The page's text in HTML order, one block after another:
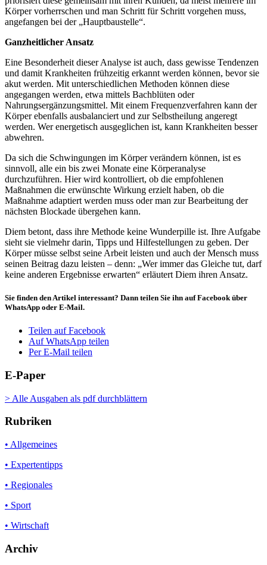
Körper vorherrschen und man Schritt für Schritt vorgehen muss,
angefangen bei der „Hauptbaustelle“.
Ganzheitlicher Ansatz
Eine Besonderheit dieser Analyse ist auch, dass gewisse Tendenzen
und damit Krankheiten frühzeitig erkannt werden können, bevor sie
akut werden. Mit unterschiedlichen Methoden können diese
angegangen werden, etwa mittels Bachblüten oder
Nahrungsergänzungsmittel. Mit einem Frequenzverfahren kann der
Körper ebenfalls ausbalanciert und zur Selbstheilung angeregt
werden. Wer energetisch ausgeglichen ist, kann Krankheiten besser
abwehren.
Da sich die Schwingungen im Körper verändern können, ist es
sinnvoll, alle ein bis zwei Monate eine Körperanalyse
durchzuführen. Hier wird kontrolliert, ob die empfohlenen
Maßnahmen die erwünschte Wirkung erzielt haben, ob die
Maßnahme adaptiert werden muss oder man zur Bearbeitung der
nächsten Blockade übergehen kann.
Diem betont, dass ihre Methode keine Wunderpille ist. Ihre Aufgabe
sieht sie vielmehr darin, Tipps und Hilfestellungen zu geben. Der
Körper müsse selbst seine Arbeit leisten und auch der Mensch muss
seinen Beitrag dazu leisten – denn: „Wer immer das Gleiche tut, darf
keine anderen Ergebnisse erwarten“ erläutert Diem ihren Ansatz.
Sie finden den Artikel interessant? Dann teilen Sie ihn auf Facebook über
WhatsApp oder E-Mail.
Teilen auf Facebook
Auf WhatsApp teilen
Per E-Mail teilen
E-Paper
> Alle Ausgaben als pdf durchblättern
Rubriken
• Allgemeines
• Expertentipps
• Regionales
• Sport
• Wirtschaft
Archiv